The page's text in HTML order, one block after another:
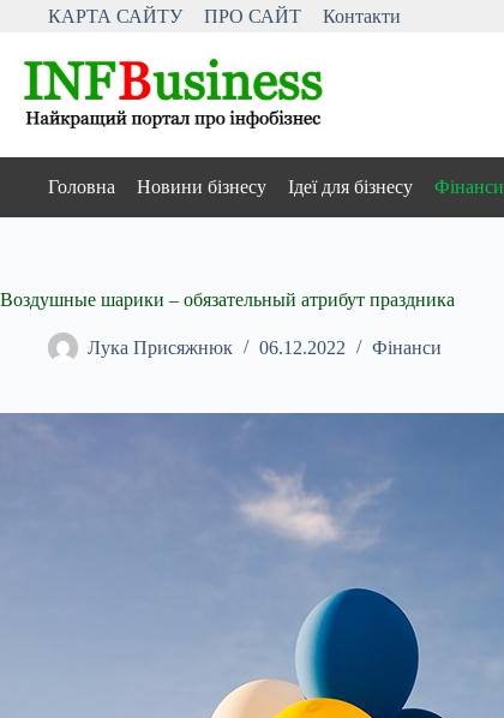
ПерейтиКАРТА САЙТУ ПРО САЙТ Контакти
Головна Новини бізнесу Ідеї для бізнесу Фінанси
Воздушные шарики – обязательный атрибут праздника
Лука Присяжнюк 06.12.2022 Фінанси